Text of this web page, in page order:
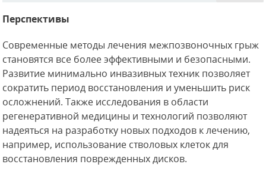
Перспективы
Современные методы лечения межпозвоночных грыж
становятся все более эффективными и безопасными.
Развитие минимально инвазивных техник позволяет
сократить период восстановления и уменьшить риск
осложнений. Также исследования в области
регенеративной медицины и технологий позволяют
надеяться на разработку новых подходов к лечению,
например, использование стволовых клеток для
восстановления поврежденных дисков.